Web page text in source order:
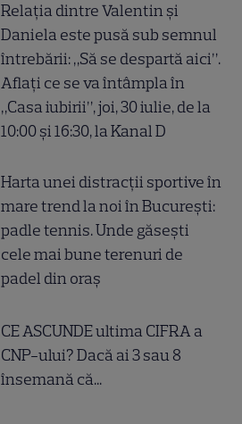
Relația dintre Valentin și
Daniela este pusă sub semnul
întrebării: „Să se despartă aici”.
Aflați ce se va întâmpla în
„Casa iubirii”, joi, 30 iulie, de la
10:00 și 16:30, la Kanal D
Harta unei distracții sportive în
mare trend la noi în București:
padle tennis. Unde găsești
cele mai bune terenuri de
padel din oraș
CE ASCUNDE ultima CIFRA a
CNP-ului? Dacă ai 3 sau 8
însemană că...